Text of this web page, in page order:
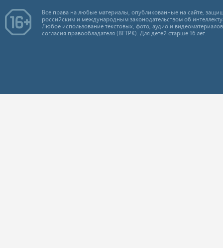
Все права на любые материалы, опубликованные на сайте,
российским и международным законодательством об
Любое использование текстовых, фото, аудио и
согласия правообладателя (ВГТРК). Для детей старше 16 лет.